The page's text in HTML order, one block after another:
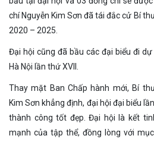
chí Nguyễn Kim Sơn đã tái đắc cử Bí
2020 – 2025.
Đại hội cũng đã bầu các đại biểu đi
Hà Nội lần thứ XVII.
Thay mặt Ban Chấp hành mới, Bí
Kim Sơn khẳng định, đại hội đại biểu
thành công tốt đẹp. Đại hội là kết
mạnh của tập thể, đồng lòng với